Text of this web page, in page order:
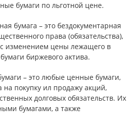
бумаги по льготной цене.
бумага – это бездокументарная
права (обязательства),
изменением цены лежащего в
биржевого актива.
– это любые ценные бумаги,
покупку ил продажу акций,
долговых обязательств. Их
бумагами, а также